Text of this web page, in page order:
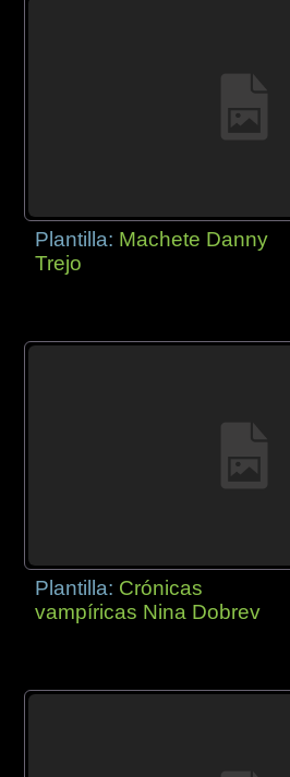
Plantilla: Machete Danny
Trejo
Plantilla: Crónicas
vampíricas Nina Dobrev